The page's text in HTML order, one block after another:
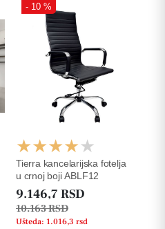
Tierra kancelarijska fotelja
u crnoj boji ABLF12
- 10 %
9.146,7 RSD
10.163 RSD
Ušteda: 1.016,3 rsd